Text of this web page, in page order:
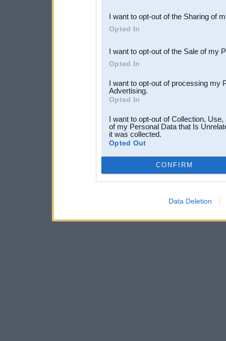
Downstream Participants
third parties.
I want to opt-out of the Sharing of
Opted In
I want to opt-out of the Sale of my
Opted In
I want to opt-out of processing my
Advertising.
Opted In
I want to opt-out of Collection,
of my Personal Data that Is
it was collected.
Opted Out
CONFIRM
Data Deletion